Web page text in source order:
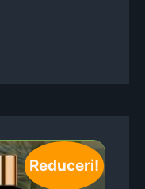
Reduceri!